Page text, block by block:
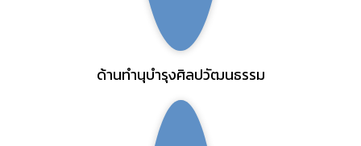
ด้านทำนุบำรุงศิลปวัฒนธรรม